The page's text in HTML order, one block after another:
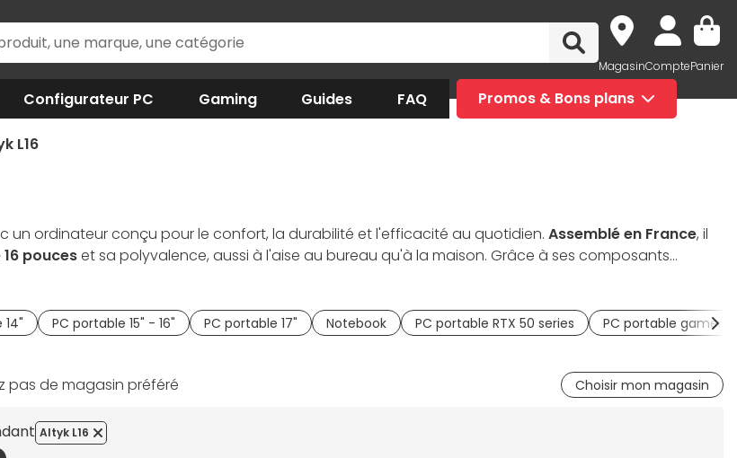
MagasinComptePanier
Configurateur PC Gaming Guides FAQ Promos & Bons plans
L16
un ordinateur conçu pour le confort, la durabilité et l'efficacité au quotidien. Assemblé en France, il
pouceset sa polyvalence, aussi à l'aise au bureau qu'à la maison. Grâce à ses composants
ou même la création légère. Comme tous les
PC portable 15" - 16" PC portable 17" Notebook PC portable RTX 50 series PC portable gamer
pas de magasin préféré Choisir mon magasin
Altyk L16